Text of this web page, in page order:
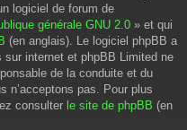
logiciel de forum de
générale GNU 2.0 » et qui
(en anglais). Le logiciel phpBB a
internet et phpBB Limited ne
de la conduite et du
n’acceptons pas. Pour plus
consulter le site de phpBB (en